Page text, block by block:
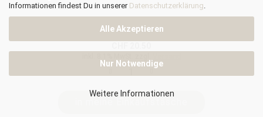
Informationen findest Du in unserer Datenschutzerklärung
Alle Akzeptieren
Nur Notwendige
Weitere Informationen